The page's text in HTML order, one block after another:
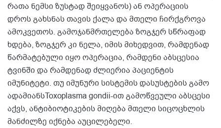
რათა ნემსი ზუსტად შეიყვანოს) ან ოპერაციის
დროს გახსნას თავის ქალა და მთელი ჩირქგროვა
ამოკვეთოს. გამოჯანმრთელება ზოგჯერ სწრაფად
ხდება, ზოგჯერ კი ნელა, იმის მიხედვით, რამდენად
წარმატებული იყო ოპერაცია, რამდენი აბსცესია
ტვინში და რამდენად ძლიერია პაციენტის
იმუნიტეტი. თუ იმუნური სისტემის დასუსტების გამო
ადამიანსToxoplasma gondii-ით გამოწვეული აბსცესი
აქვს, ანტიბიოტიკების მიღება მთელი სიცოცხლის
მანძილზე იქნება აუცილებელი.